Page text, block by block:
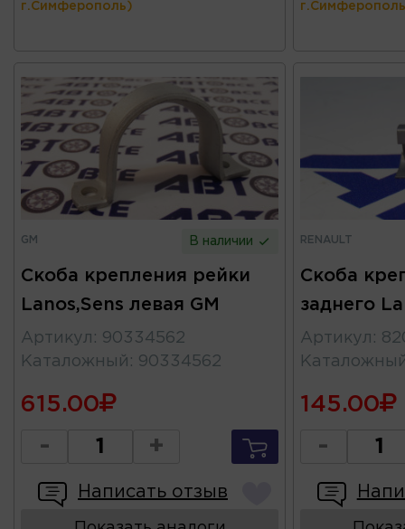
г.Симферополь)
GM В наличии
Скоба крепления рейки
Lanos,Sens левая GM
Артикул : 90334562
Каталожный : 90334562
615.00
- +
Написать отзыв
RENAULT
Скоба
заднего
Артикул :
145.00
-